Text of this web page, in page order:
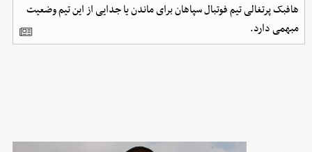
هافبک پرتغالی تیم فوتبال سپاهان برای ماندن یا جدایی از این تیم وضعیت
مبهمی دارد.